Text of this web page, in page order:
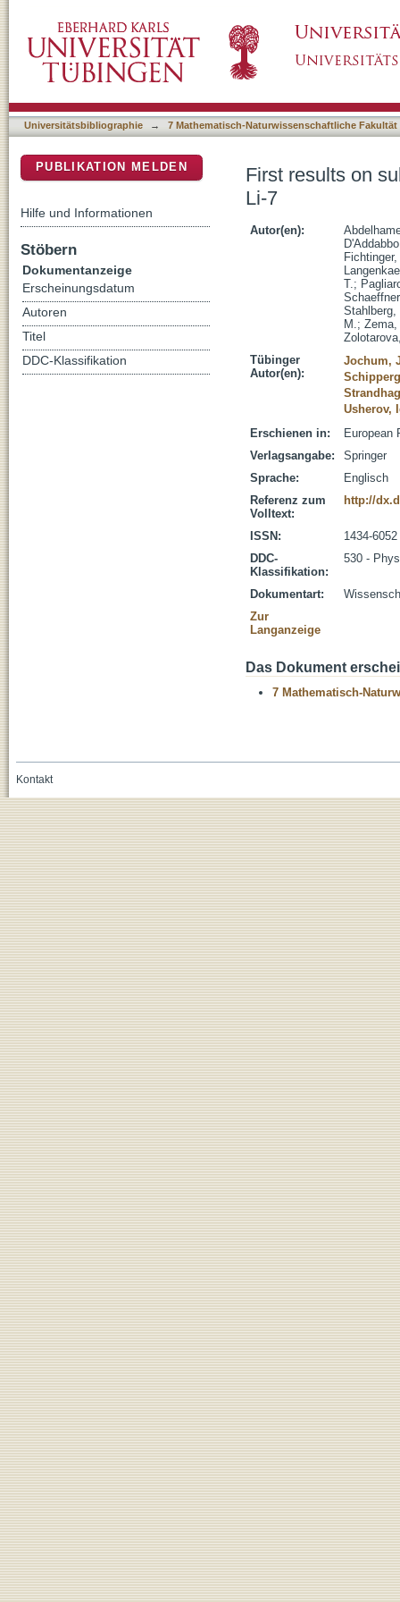
Universitätsbibliographie → 7 Mathematisch-Naturwissenschaftliche Fakultät
First results on
Li-7
Autor(en):
T.;
Stahlberg,
M.; Zema,
Tübinger
Autor(en):
Jochum,
Usherov,
Erschienen in:
European
Verlagsangabe:
Springer
Sprache:
Englisch
Referenz zum
Volltext:
http://
ISSN:
1434-6052
DDC-
Klassifikation:
530 -
Dokumentart:
Zur
Langanzeige
Das Dokument
7 Mathematisch-
PUBLIKATION MELDEN
Hilfe und Informationen
Stöbern
Dokumentanzeige
Erscheinungsdatum
Autoren
Titel
DDC-Klassifikation
Kontakt